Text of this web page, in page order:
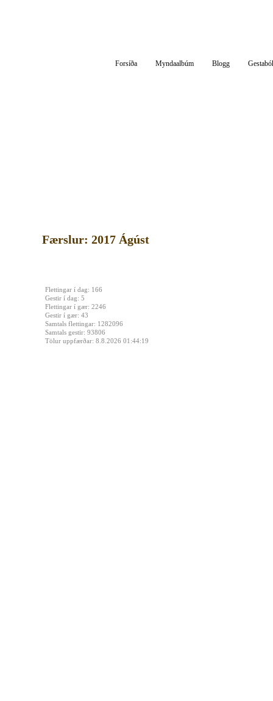
Forsíða Myndaalbúm Blogg
Færslur: 2017 Ágúst
Flettingar í dag: 166
Gestir í dag: 5
Flettingar í gær: 2246
Gestir í gær: 43
Samtals flettingar: 1282096
Samtals gestir: 93806
Tölur uppfærðar: 8.8.2026 01:44:19